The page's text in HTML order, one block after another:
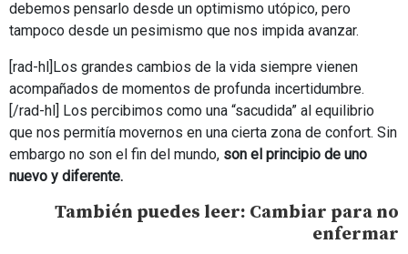
debemos pensarlo desde un optimismo utópico, pero
tampoco desde un pesimismo que nos impida avanzar.
[rad-hl]Los grandes cambios de la vida siempre vienen
acompañados de momentos de profunda incertidumbre.
[/rad-hl] Los percibimos como una “sacudida” al equilibrio
que nos permitía movernos en una cierta zona de confort. Sin
embargo no son el fin del mundo, son el principio de uno
nuevo y diferente.
También puedes leer: Cambiar para no
enfermar